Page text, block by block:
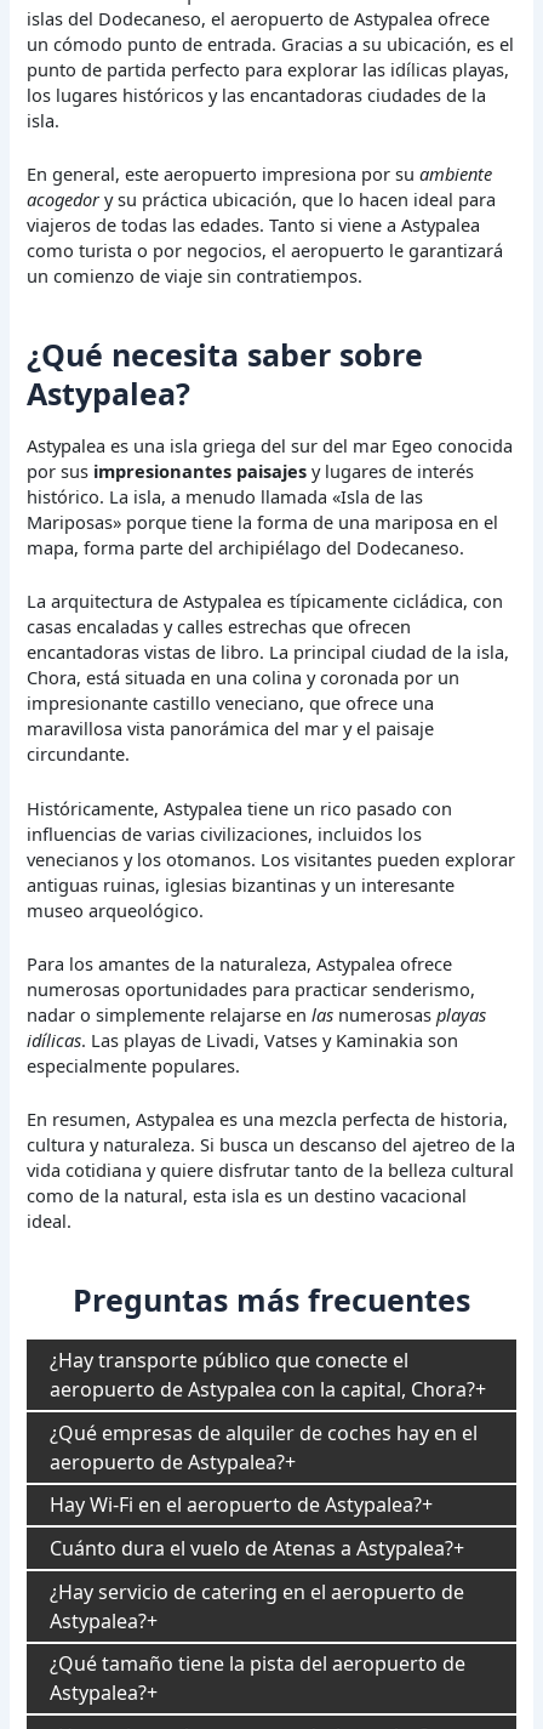
islas del Dodecaneso, el aeropuerto de Astypalea ofrece
un cómodo punto de entrada. Gracias a su ubicación, es el
punto de partida perfecto para explorar las idílicas playas,
los lugares históricos y las encantadoras ciudades de la
isla.
En general, este aeropuerto impresiona por suambiente
acogedory su práctica ubicación, que lo hacen ideal para
viajeros de todas las edades. Tanto si viene a Astypalea
como turista o por negocios, el aeropuerto le garantizará
un comienzo de viaje sin contratiempos.
¿Qué necesita saber sobre
Astypalea?
Astypalea es una isla griega del sur del mar Egeo conocida
por sus impresionantes paisajes y lugares de interés
histórico. La isla, a menudo llamada «Isla de las
Mariposas» porque tiene la forma de una mariposa en el
mapa, forma parte del archipiélago del Dodecaneso.
La arquitectura de Astypalea es típicamente cicládica, con
casas encaladas y calles estrechas que ofrecen
encantadoras vistas de libro. La principal ciudad de la isla,
Chora, está situada en una colina y coronada por un
impresionante castillo veneciano, que ofrece una
maravillosa vista panorámica del mar y el paisaje
circundante.
Históricamente, Astypalea tiene un rico pasado con
influencias de varias civilizaciones, incluidos los
venecianos y los otomanos. Los visitantes pueden explorar
antiguas ruinas, iglesias bizantinas y un interesante
museo arqueológico.
Para los amantes de la naturaleza, Astypalea ofrece
numerosas oportunidades para practicar senderismo,
nadar o simplemente relajarse enlas numerosasplayas
idílicas. Las playas de Livadi, Vatses y Kaminakia son
especialmente populares.
En resumen, Astypalea es una mezcla perfecta de historia,
cultura y naturaleza. Si busca un descanso del ajetreo de la
vida cotidiana y quiere disfrutar tanto de la belleza cultural
como de la natural, esta isla es un destino vacacional
ideal.
Preguntas más frecuentes
¿Hay transporte público que conecte el
aeropuerto de Astypalea con la capital, Chora?
¿Qué empresas de alquiler de coches hay en el
aeropuerto de Astypalea?
Hay Wi-Fi en el aeropuerto de Astypalea?
Cuánto dura el vuelo de Atenas a Astypalea?
¿Hay servicio de catering en el aeropuerto de
Astypalea?
¿Qué tamaño tiene la pista del aeropuerto de
Astypalea?